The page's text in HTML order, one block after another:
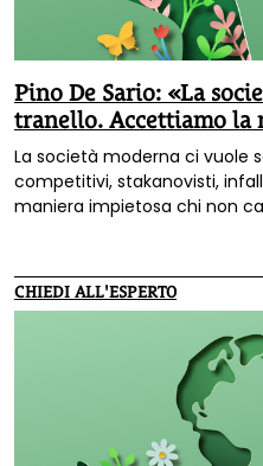
Pino De Sario: «La
tranello. Accettiamo
La società moderna ci vuole
competitivi, stakanovisti,
maniera impietosa chi non
all’Università di Pisa e alla
CHIEDI ALL'ESPERTO